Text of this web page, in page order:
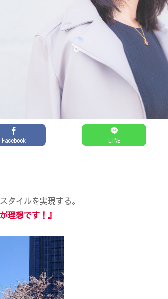
Facebook LINE
タイルを実現する。
理想です！』